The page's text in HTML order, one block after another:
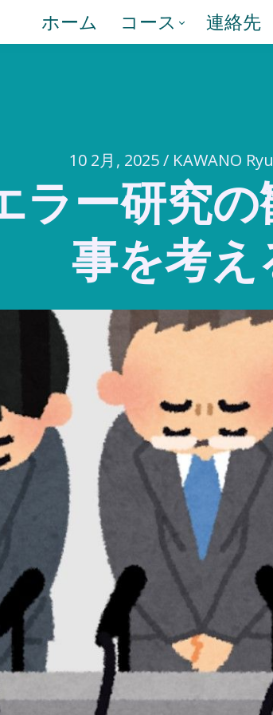
ホーム コース 連絡先
10 2月, 2025 / KAWANO
ラー研究
事を考え